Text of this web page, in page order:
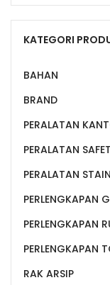
KATEGORI
BAHAN
BRAND
PERALATAN
PERALATAN
PERALATAN
PERLENGKAPAN
PERLENGKAPAN
PERLENGKAPAN
RAK ARSIP